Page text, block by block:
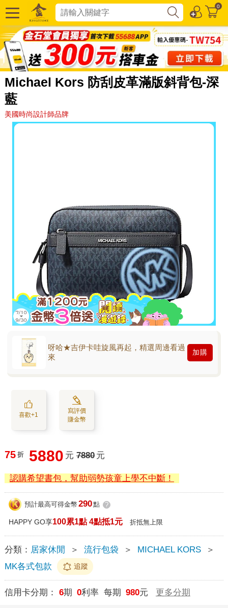
0
Michael Kors 防刮皮革滿版斜背包-深
藍
美國時尚設計師品牌
呀哈★吉伊卡哇旋風再起，精選周邊看過
來
加購
喜歡+1
寫評價
賺金幣
75 折 5880 元 7880 元
認購希望書包，幫助弱勢孩童上學不中斷！
預計最高可得金幣 290點 ?
HAPPY GO享100累1點 4點抵1元 折抵無上限
分類： 居家休閒 ＞ 流行包袋 ＞ MICHAEL KORS
＞
MK各式包款
追蹤
信用卡分期： 6期 0利率 每期 980元 更多分期